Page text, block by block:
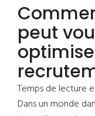
peut
Temps de lecture
Dans un monde